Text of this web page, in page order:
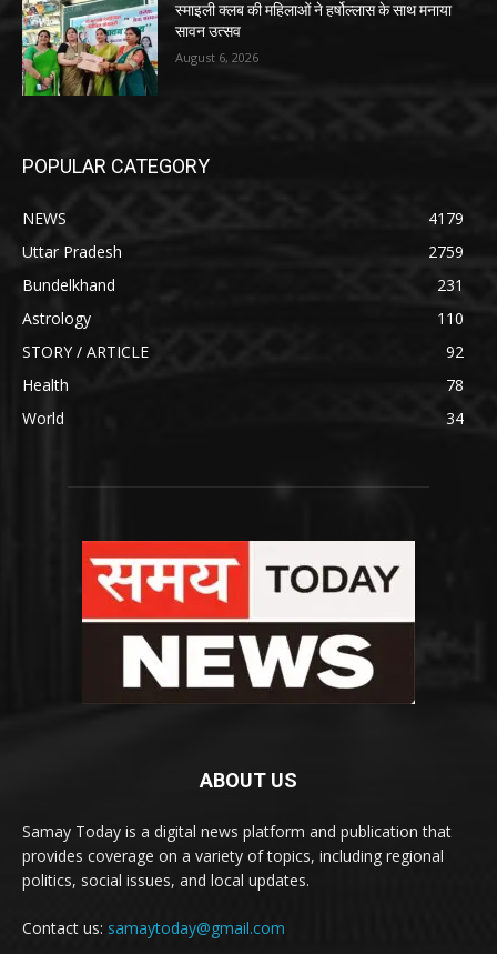
स्माइली क्लब की महिलाओं ने हर्षोल्लास के साथ मनाया
सावन उत्सव
August 6, 2026
POPULAR CATEGORY
NEWS
4179
Uttar Pradesh
2759
Bundelkhand
231
Astrology
110
STORY / ARTICLE
92
Health
78
World
34
ABOUT US
Samay Today is a digital news platform and publication that
provides coverage on a variety of topics, including regional
politics, social issues, and local updates.
Contact us: samaytoday@gmail.com